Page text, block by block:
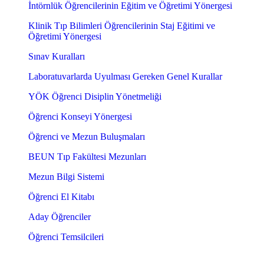
İntörnlük Öğrencilerinin Eğitim ve Öğretimi Yönergesi
Klinik Tıp Bilimleri Öğrencilerinin Staj Eğitimi ve
Öğretimi Yönergesi
Sınav Kuralları
Laboratuvarlarda Uyulması Gereken Genel Kurallar
YÖK Öğrenci Disiplin Yönetmeliği
Öğrenci Konseyi Yönergesi
Öğrenci ve Mezun Buluşmaları
BEUN Tıp Fakültesi Mezunları
Mezun Bilgi Sistemi
Öğrenci El Kitabı
Aday Öğrenciler
Öğrenci Temsilcileri